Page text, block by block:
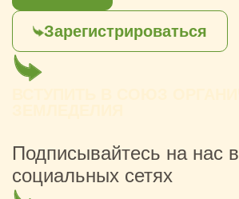
Зарегистрироваться
Подписывайтесь на нас в
социальных сетях